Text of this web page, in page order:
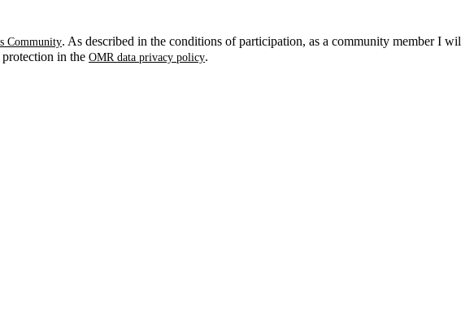
Community. As described in the conditions of participation, as a community member I
in the OMR data privacy policy.